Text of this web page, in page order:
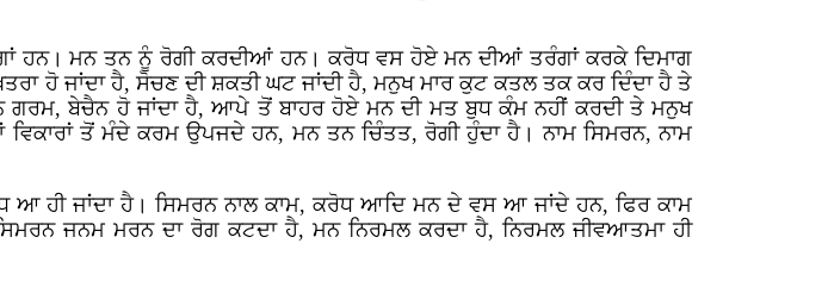
ਹਨ। ਮਨ ਤਨ ਨੂੰ ਰੋਗੀ ਕਰਦੀਆਂ ਹਨ। ਕਰੋਧ ਵਸ ਹੋਏ ਮਨ ਦੀਆਂ ਤਰੰਗਾਂ ਕਰਕੇ ਦਿਮਾਗ
ਹੋ ਜਾਂਦਾ ਹੈ, ਸੋਚਣ ਦੀ ਸ਼ਕਤੀ ਘਟ ਜਾਂਦੀ ਹੈ, ਮਨੁਖ ਮਾਰ ਕੁਟ ਕਤਲ ਤਕ ਕਰ ਦਿੰਦਾ ਹੈ ਤੇ
ਗਰਮ, ਬੇਚੈਨ ਹੋ ਜਾਂਦਾ ਹੈ, ਆਪੇ ਤੋਂ ਬਾਹਰ ਹੋਏ ਮਨ ਦੀ ਮਤ ਬੁਧ ਕੰਮ ਨਹੀਂ ਕਰਦੀ ਤੇ ਮਨੁਖ
ਤੋਂ ਮੰਦੇ ਕਰਮ ਉਪਜਦੇ ਹਨ, ਮਨ ਤਨ ਚਿੰਤਤ, ਰੋਗੀ ਹੁੰਦਾ ਹੈ। ਨਾਮ ਸਿਮਰਨ, ਨਾਮ
ਆ ਹੀ ਜਾਂਦਾ ਹੈ। ਸਿਮਰਨ ਨਾਲ ਕਾਮ, ਕਰੋਧ ਆਦਿ ਮਨ ਦੇ ਵਸ ਆ ਜਾਂਦੇ ਹਨ, ਫਿਰ ਕਾਮ
ਜਨਮ ਮਰਨ ਦਾ ਰੋਗ ਕਟਦਾ ਹੈ, ਮਨ ਨਿਰਮਲ ਕਰਦਾ ਹੈ, ਨਿਰਮਲ ਜੀਵਆਤਮਾ ਹੀ